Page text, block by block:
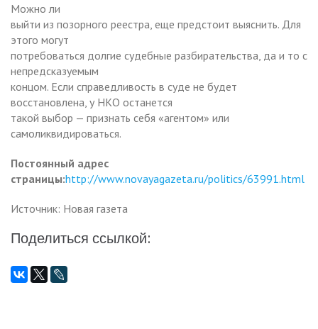
Можно ли
выйти из позорного реестра, еще предстоит выяснить. Для
этого могут
потребоваться долгие судебные разбирательства, да и то с
непредсказуемым
концом. Если справедливость в суде не будет
восстановлена, у НКО останется
такой выбор — признать себя «агентом» или
самоликвидироваться.
Постоянный адрес
страницы:http://www.novayagazeta.ru/politics/63991.html
Источник: Новая газета
Поделиться ссылкой: